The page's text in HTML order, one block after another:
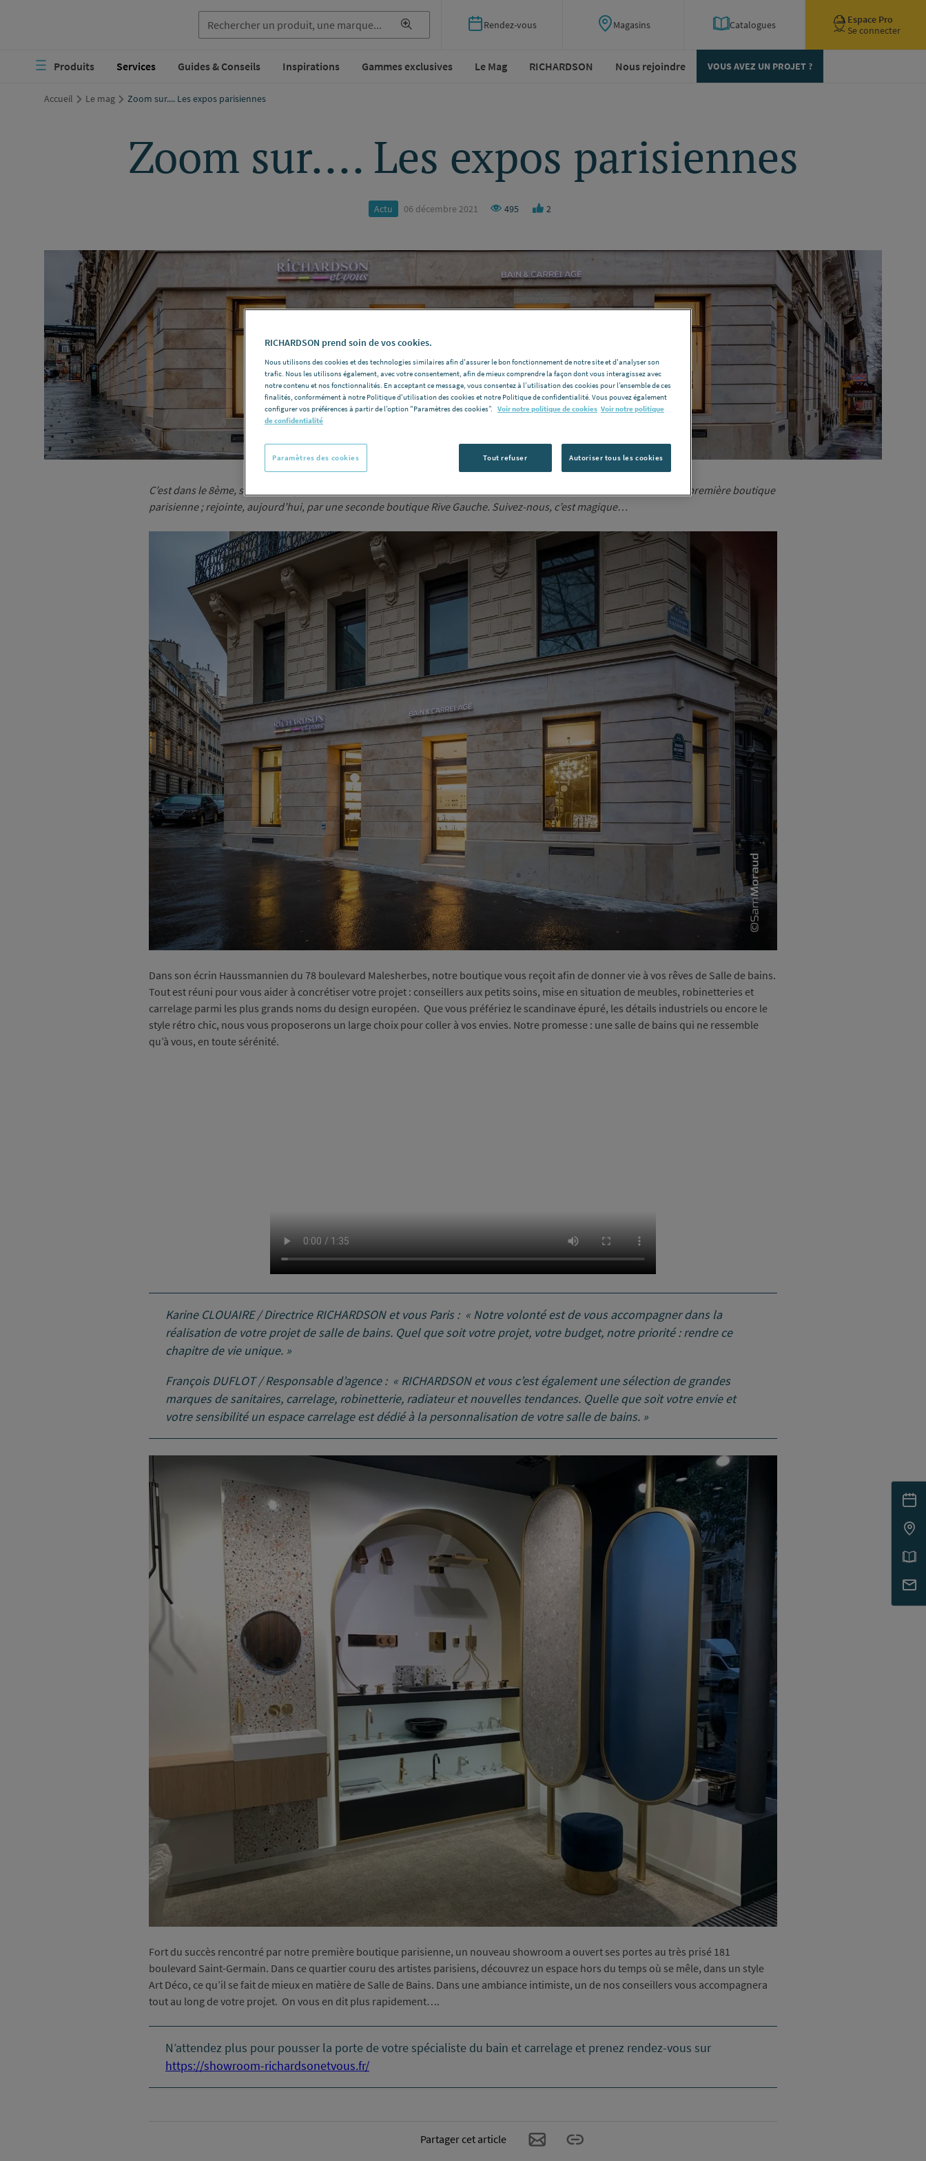
contenu
Rendez-vous Magasins Catalogues
Espace Pro
Se connecter
Navigation
principaleProduits Services Guides & Conseils Inspirations Gammes exclusives Le Mag RICHARDSON Nous rejoindre VOUS AVEZ UN PROJET ?
Accueil Le mag Zoom sur.... Les expos parisiennes
Zoom sur.... Les expos parisiennes
Actu 06 décembre 2021 495 2
C’est dans le 8ème, sur l’un des plus beaux boulevards de Paris, que RICHARDSON et vous vous emmène découvrir sa première boutique
parisienne ; rejointe, aujourd’hui, par une seconde boutique Rive Gauche. Suivez-nous, c’est magique…
Dans son écrin Haussmannien du 78 boulevard Malesherbes, notre boutique vous reçoit afin de donner vie à vos rêves de Salle de bains.
Tout est réuni pour vous aider à concrétiser votre projet : conseillers aux petits soins, mise en situation de meubles, robinetteries et
carrelage parmi les plus grands noms du design européen. Que vous préfériez le scandinave épuré, les détails industriels ou encore le
style rétro chic, nous vous proposerons un large choix pour coller à vos envies. Notre promesse : une salle de bains qui ne ressemble
qu’à vous, en toute sérénité.
Karine CLOUAIRE / Directrice RICHARDSON et vous Paris : « Notre volonté est de vous accompagner dans la
réalisation de votre projet de salle de bains. Quel que soit votre projet, votre budget, notre priorité : rendre ce
chapitre de vie unique. »
François DUFLOT / Responsable d’agence : « RICHARDSON et vous c’est également une sélection de grandes
marques de sanitaires, carrelage, robinetterie, radiateur et nouvelles tendances. Quelle que soit votre envie et
votre sensibilité un espace carrelage est dédié à la personnalisation de votre salle de bains. »
Fort du succès rencontré par notre première boutique parisienne, un nouveau showroom a ouvert ses portes au très prisé 181
boulevard Saint-Germain. Dans ce quartier couru des artistes parisiens, découvrez un espace hors du temps où se mêle, dans un style
Art Déco, ce qu’il se fait de mieux en matière de Salle de Bains. Dans une ambiance intimiste, un de nos conseillers vous accompagnera
tout au long de votre projet. On vous en dit plus rapidement….
N’attendez plus pour pousser la porte de votre spécialiste du bain et carrelage et prenez rendez-vous sur
https://showroom-richardsonetvous.fr/
Partager cet article
RICHARDSON prend soin de vos cookies.
Nous utilisons des cookies et des technologies similaires afin d'assurer le bon fonctionnement de notre site et d'analyser son
trafic. Nous les utilisons également, avec votre consentement, afin de mieux comprendre la façon dont vous interagissez avec
notre contenu et nos fonctionnalités. En acceptant ce message, vous consentez à l’utilisation des cookies pour l’ensemble de ces
finalités, conformément à notre Politique d'utilisation des cookies et notre Politique de confidentialité. Vous pouvez également
configurer vos préférences à partir de l’option "Paramètres des cookies”. Voir notre politique de cookies Voir notre politique
de confidentialité
Tout refuser Autoriser tous les cookies
Paramètres des cookies